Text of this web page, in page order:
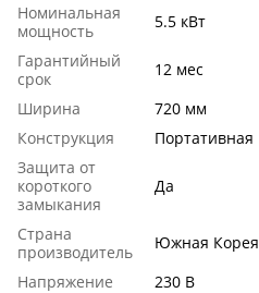
Номинальная
мощность
5.5 кВт
Гарантийный
срок
12 мес
Ширина
720 мм
Конструкция
Портативная
Защита от
короткого
замыкания
Да
Страна
производитель
Южная Корея
Напряжение
230 В